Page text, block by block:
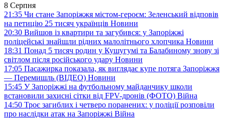
8 Серпня
21:35 Чи стане Запоріжжя містом-героєм: Зеленський відповів
на петицію 25 тисяч українців Новини
20:30 Вийшов із квартири та загубився: у Запоріжжі
поліцейські знайшли рідних малолітнього хлопчика Новини
18:31 Понад 5 тисяч родин у Кушугумі та Балабиному знову зі
світлом після російського удару Новини
17:05 Пасажирка показала, як виглядає купе потяга Запоріжжя
— Перемишль (ВІДЕО) Новини
15:45 У Запоріжжі на футбольному майданчику школи
встановили захисні сітки від FPV-дронів (ФОТО) Війна
14:50 Троє загиблих і четверо поранених: у поліції розповіли
про наслідки атак на Запоріжжі Війна